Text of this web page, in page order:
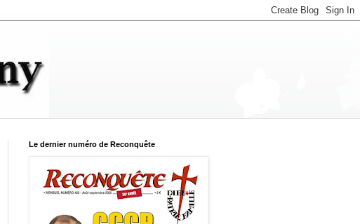
Le dernier numéro de Reconquête